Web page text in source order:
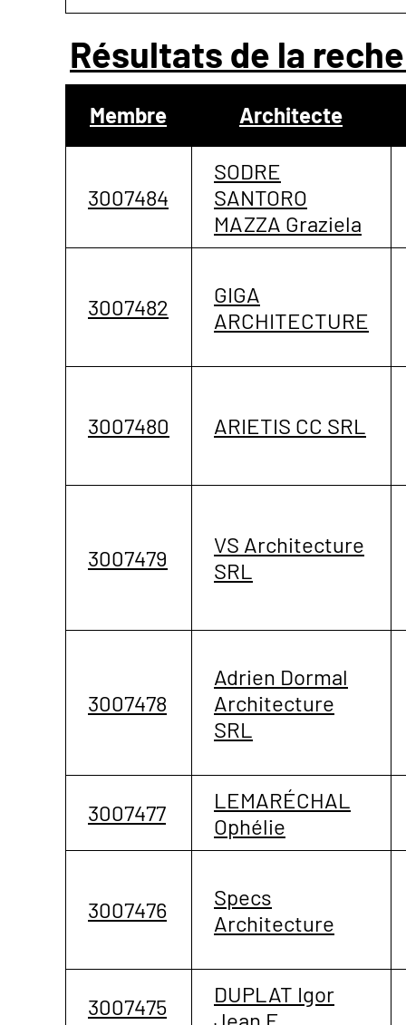
Résultats de la
Membre Architecte
3007484
SODRE
SANTORO
MAZZA Graziela
3007482
GIGA
ARCHITECTURE
3007480 ARIETIS CC SRL
3007479
VS Architecture
SRL
3007478
Adrien Dormal
Architecture
SRL
3007477
LEMARÉCHAL
Ophélie
3007476
Specs
Architecture
3007475
DUPLAT Igor